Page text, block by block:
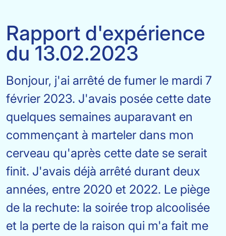
Rapport d'expérience
du 13.02.2023
Bonjour, j'ai arrêté de fumer le mardi 7
février 2023. J'avais posée cette date
quelques semaines auparavant en
commençant à marteler dans mon
cerveau qu'après cette date se serait
finit. J'avais déjà arrêté durant deux
années, entre 2020 et 2022. Le piège
de la rechute: la soirée trop alcoolisée
et la perte de la raison qui m'a fait me